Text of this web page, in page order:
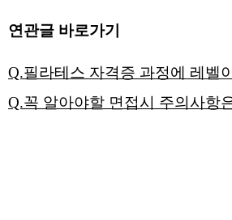
연관글 바로가기
Q.필라테스 자격증 과정에 레벨
Q.꼭 알아야할 면접시 주의사항